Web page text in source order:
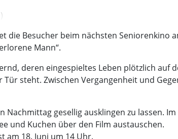
die Besucher beim nächsten Seniorenkino
Mann“.
deren eingespieltes Leben plötzlich auf
steht. Zwischen Vergangenheit und
gesellig ausklingen zu lassen.
und Kuchen über den Film austauschen.
am 18. Juni um 14 Uhr.